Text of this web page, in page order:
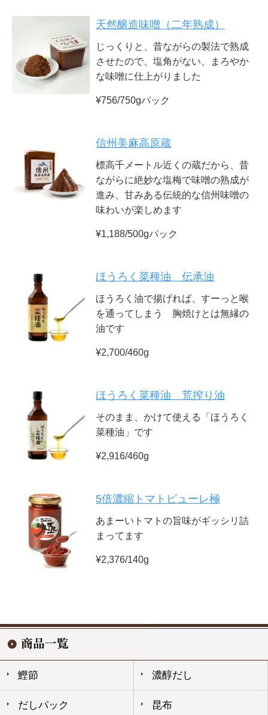
天然醸造味噌（二年熟成）
じっくりと、昔ながらの製法で熟成
させたので、塩角がない、まろやか
な味噌に仕上がりました
¥756/750gパック
信州美麻高原蔵
標高千メートル近くの蔵だから、昔
ながらに絶妙な塩梅で味噌の熟成が
進み、甘みある伝統的な信州味噌の
味わいが楽しめます
¥1,188/500gパック
ほうろく菜種油 伝承油
ほうろく油で揚げれば、すーっと喉
を通ってしまう 胸焼けとは無縁の
油です
¥2,700/460g
ほうろく菜種油 荒搾り油
そのまま、かけて使える「ほうろく
菜種油」です
¥2,916/460g
5倍濃縮トマトピューレ極
あまーいトマトの旨味がギッシリ詰
まってます
¥2,376/140g
鰹節 濃醇だし
だしパック 昆布